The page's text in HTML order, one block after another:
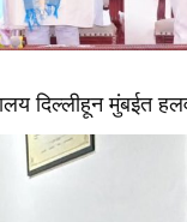
दिल्लीहून मुंबईत